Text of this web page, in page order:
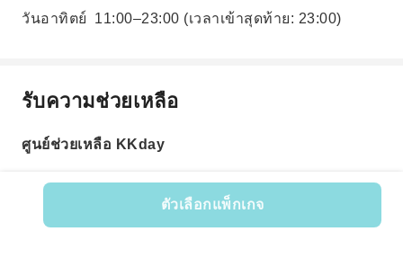
ตัวเลือกแพ็กเกจ
วันอาทิตย์
11:00–23:00 (เวลาเข้าสุดท้าย: 23:00)
รับความช่วยเหลือ
ศูนย์ช่วยเหลือ KKday
รหัสสินค้า: 621491